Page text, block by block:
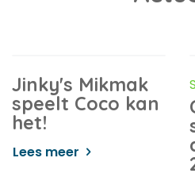
Jinky's Mikmak
speelt Coco kan
het!
Lees meer